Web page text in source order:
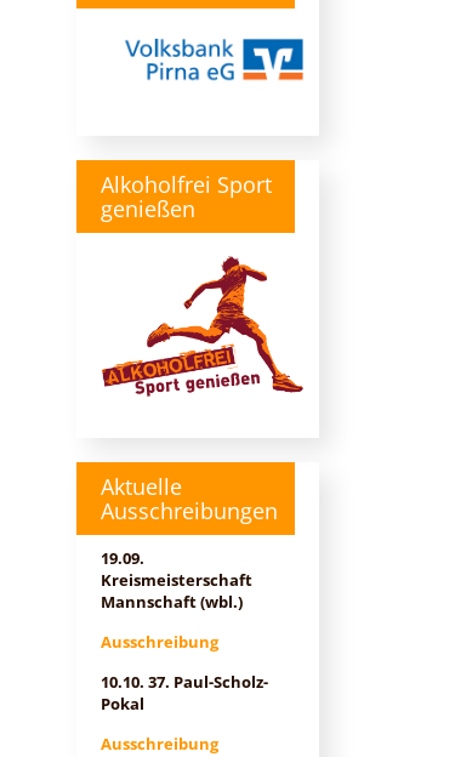
Alkoholfrei Sport
genießen
Aktuelle
Ausschreibungen
19.09.
Kreismeisterschaft
Mannschaft (wbl.)
Ausschreibung
10.10. 37. Paul-Scholz-
Pokal
Ausschreibung